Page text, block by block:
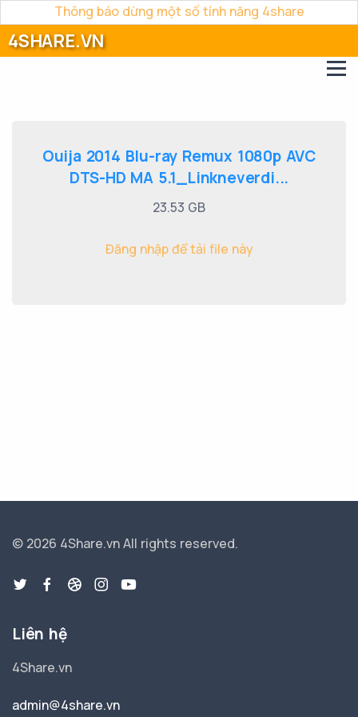
Thông báo dừng một số tính năng 4share
4SHARE.VN
Ouija 2014 Blu-ray Remux 1080p AVC
DTS-HD MA 5.1_Linkneverdi...
23.53 GB
Đăng nhập để tải file này
© 2026 4Share.vnAll rights reserved.
Liên hệ
4Share.vn
admin@4share.vn